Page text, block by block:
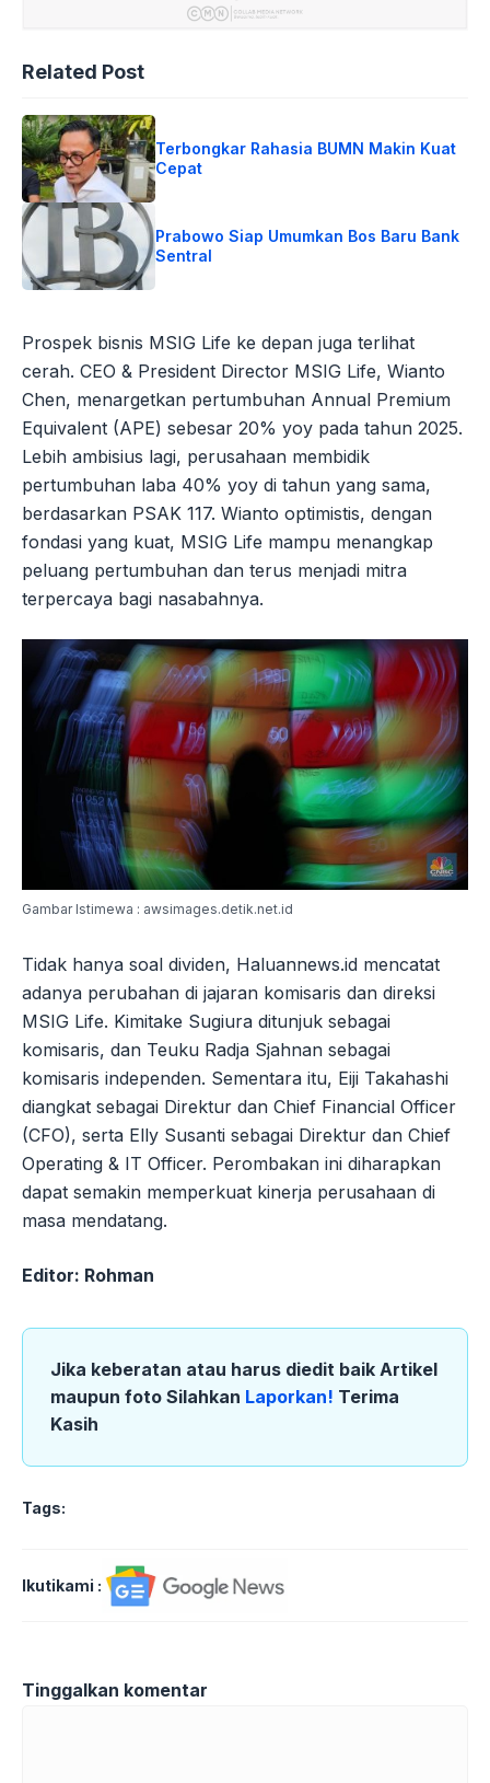
Related Post
Terbongkar Rahasia BUMN Makin Kuat
Cepat
Prabowo Siap Umumkan Bos Baru Bank
Sentral
Prospek bisnis MSIG Life ke depan juga terlihat
cerah. CEO & President Director MSIG Life, Wianto
Chen, menargetkan pertumbuhan Annual Premium
Equivalent (APE) sebesar 20% yoy pada tahun 2025.
Lebih ambisius lagi, perusahaan membidik
pertumbuhan laba 40% yoy di tahun yang sama,
berdasarkan PSAK 117. Wianto optimistis, dengan
fondasi yang kuat, MSIG Life mampu menangkap
peluang pertumbuhan dan terus menjadi mitra
terpercaya bagi nasabahnya.
Gambar Istimewa : awsimages.detik.net.id
Tidak hanya soal dividen, Haluannews.id mencatat
adanya perubahan di jajaran komisaris dan direksi
MSIG Life. Kimitake Sugiura ditunjuk sebagai
komisaris, dan Teuku Radja Sjahnan sebagai
komisaris independen. Sementara itu, Eiji Takahashi
diangkat sebagai Direktur dan Chief Financial Officer
(CFO), serta Elly Susanti sebagai Direktur dan Chief
Operating & IT Officer. Perombakan ini diharapkan
dapat semakin memperkuat kinerja perusahaan di
masa mendatang.
Editor: Rohman
Jika keberatan atau harus diedit baik Artikel
maupun foto Silahkan Laporkan! Terima
Kasih
Tags:
Ikutikami :
Tinggalkan komentar